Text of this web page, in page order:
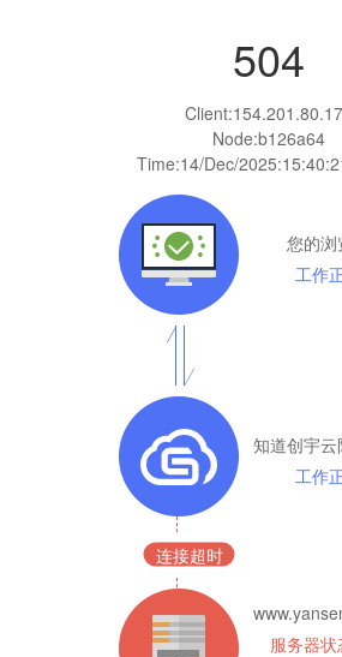
504
Client:
Node:b126a64
Time:14/Dec/
您的浏
工作
知道创宇云
工作
连接超时
服务器状